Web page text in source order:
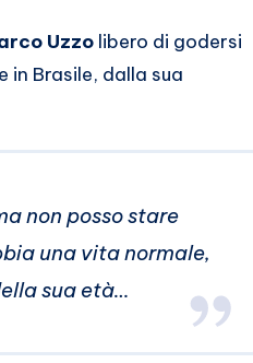
Uzzo libero di godersi
in Brasile, dalla sua
non posso stare
una vita normale,
sua età…